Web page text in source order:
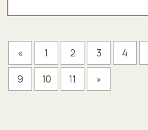
« 1 2 3 4
9
10 11 »